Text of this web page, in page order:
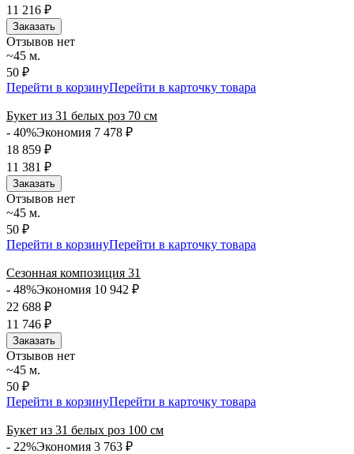
11 216 ₽
Заказать
Отзывов нет
~45 м.
50 ₽
Перейти в корзинуПерейти в карточку товара
Букет из 31 белых роз 70 см
- 40%Экономия 7 478 ₽
18 859 ₽
11 381 ₽
Заказать
Отзывов нет
~45 м.
50 ₽
Перейти в корзинуПерейти в карточку товара
Сезонная композиция 31
- 48%Экономия 10 942 ₽
22 688 ₽
11 746 ₽
Заказать
Отзывов нет
~45 м.
50 ₽
Перейти в корзинуПерейти в карточку товара
Букет из 31 белых роз 100 см
- 22%Экономия 3 763 ₽